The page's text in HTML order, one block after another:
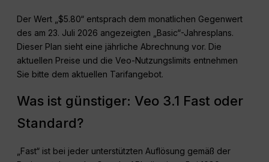
Der Wert „$5.80“ entsprach dem monatlichen Gegenwert
des am 23. Juli 2026 angezeigten „Basic“-Jahresplans.
Dieser Plan sieht eine jährliche Abrechnung vor. Die
aktuellen Preise und die Veo-Nutzungslimits entnehmen
Sie bitte dem aktuellen Tarifangebot.
Was ist günstiger: Veo 3.1 Fast oder
Standard?
„Fast“ ist bei jeder unterstützten Auflösung gemäß der